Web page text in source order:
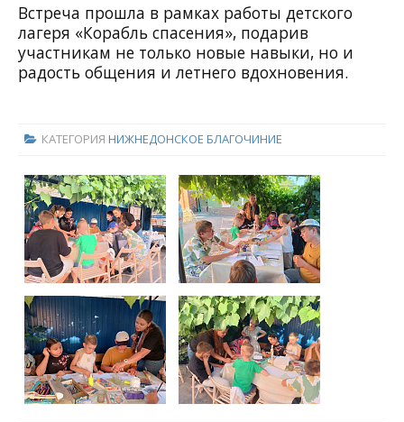
Встреча прошла в рамках работы детского
лагеря «Корабль спасения», подарив
участникам не только новые навыки, но и
радость общения и летнего вдохновения.
КАТЕГОРИЯ НИЖНЕДОНСКОЕ БЛАГОЧИНИЕ